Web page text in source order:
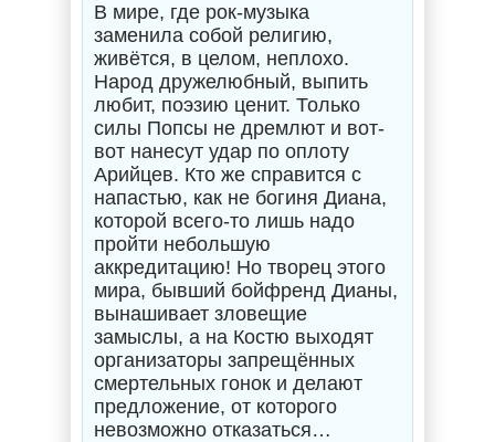
В мире, где рок-музыка
заменила собой религию,
живётся, в целом, неплохо.
Народ дружелюбный, выпить
любит, поэзию ценит. Только
силы Попсы не дремлют и вот-
вот нанесут удар по оплоту
Арийцев. Кто же справится с
напастью, как не богиня Диана,
которой всего-то лишь надо
пройти небольшую
аккредитацию! Но творец этого
мира, бывший бойфренд Дианы,
вынашивает зловещие
замыслы, а на Костю выходят
организаторы запрещённых
смертельных гонок и делают
предложение, от которого
невозможно отказаться…